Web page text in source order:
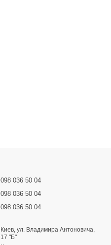
098 036 50 04
098 036 50 04
098 036 50 04
Киев, ул. Владимира Антоновича,
17 "Б"